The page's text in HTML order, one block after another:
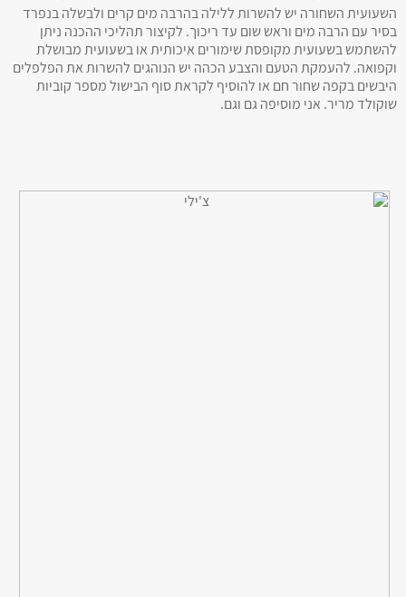
השעועית השחורה יש להשרות ללילה בהרבה מים קרים ולבשלה בנפרד
בסיר עם הרבה מים וראש שום עד ריכוך. לקיצור תהליכי ההכנה ניתן
להשתמש בשעועית מקופסת שימורים איכותית או בשעועית מבושלת
וקפואה. להעמקת הטעם והצבע הכהה יש הנוהגים להשרות את הפלפלים
היבשים בקפה שחור חם או להוסיף לקראת סוף הבישול מספר קוביות
שוקולד מריר. אני מוסיפה גם וגם.